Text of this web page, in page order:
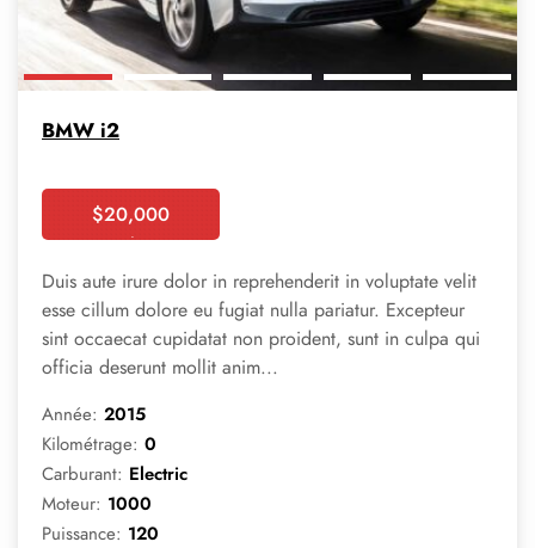
BMW i2
$20,000
Booking
Duis aute irure dolor in reprehenderit in voluptate velit
esse cillum dolore eu fugiat nulla pariatur. Excepteur
sint occaecat cupidatat non proident, sunt in culpa qui
officia deserunt mollit anim...
Année: 2015
Kilométrage: 0
Carburant: Electric
Moteur: 1000
Puissance: 120